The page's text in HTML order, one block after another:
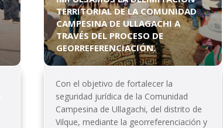
TERRITORIAL DE LA COMUNIDAD
CAMPESINA DE ULLAGACHI A
TRAVÉS DEL PROCESO DE
GEORREFERENCIACIÓN.
Con el objetivo de fortalecer la
seguridad jurídica de la Comunidad
Campesina de Ullagachi, del distrito de
Vilque, mediante la georreferenciación y